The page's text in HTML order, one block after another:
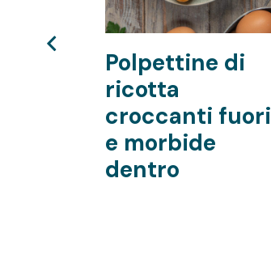
Polpettine di
ricotta
croccanti fuori
e morbide
dentro